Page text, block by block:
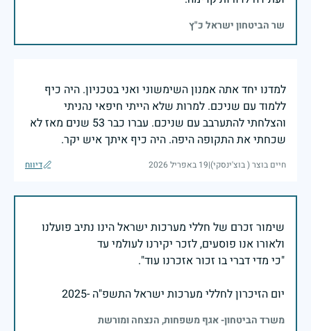
שר הביטחון ישראל כ"ץ
למדנו יחד אתה אמנון השימשוני ואני בטכניון. היה כיף
ללמוד עם שניכם. למרות שלא הייתי חיפאי נהניתי
והצלחתי להתערבב עם שניכם. עברו כבר 53 שנים מאז לא
שכחתי את התקופה היפה. היה כיף איתך איש יקר.
חיים בוצר ( בוצ'ינסקי)|19 באפריל 2026 דיווח
שימור זכרם של חללי מערכות ישראל הינו נתיב פועלנו
יום הזיכרון לחללי מערכות ישראל התשפ"ה -2025
משרד הביטחון- אגף משפחות, הנצחה ומורשת